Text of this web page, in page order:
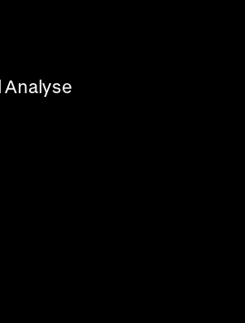
Karl Liebknecht. Über die
und die Arbeiterbewegung
der Film zur
auf dem Bebelplatz. Nach
Berlin die Aufräumarbeiten. An
zieht ein
Der Bau der Berliner Mauer
Friedensmaßnahme
und Zeitgeschichte nach
interpretiert. Vier Kurzfilme
in die gar nicht so goldenen
Filmaufnahmen von Berlin
das Leben und Treiben am
Aufzug der Wache Unter den
eine der zahlreichen
gefilmt. Im November 1918
aus den
Analyse